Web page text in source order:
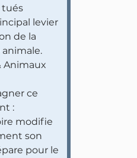
tués
levier
de la
Animaux
ce
:
modifie
son
pour le